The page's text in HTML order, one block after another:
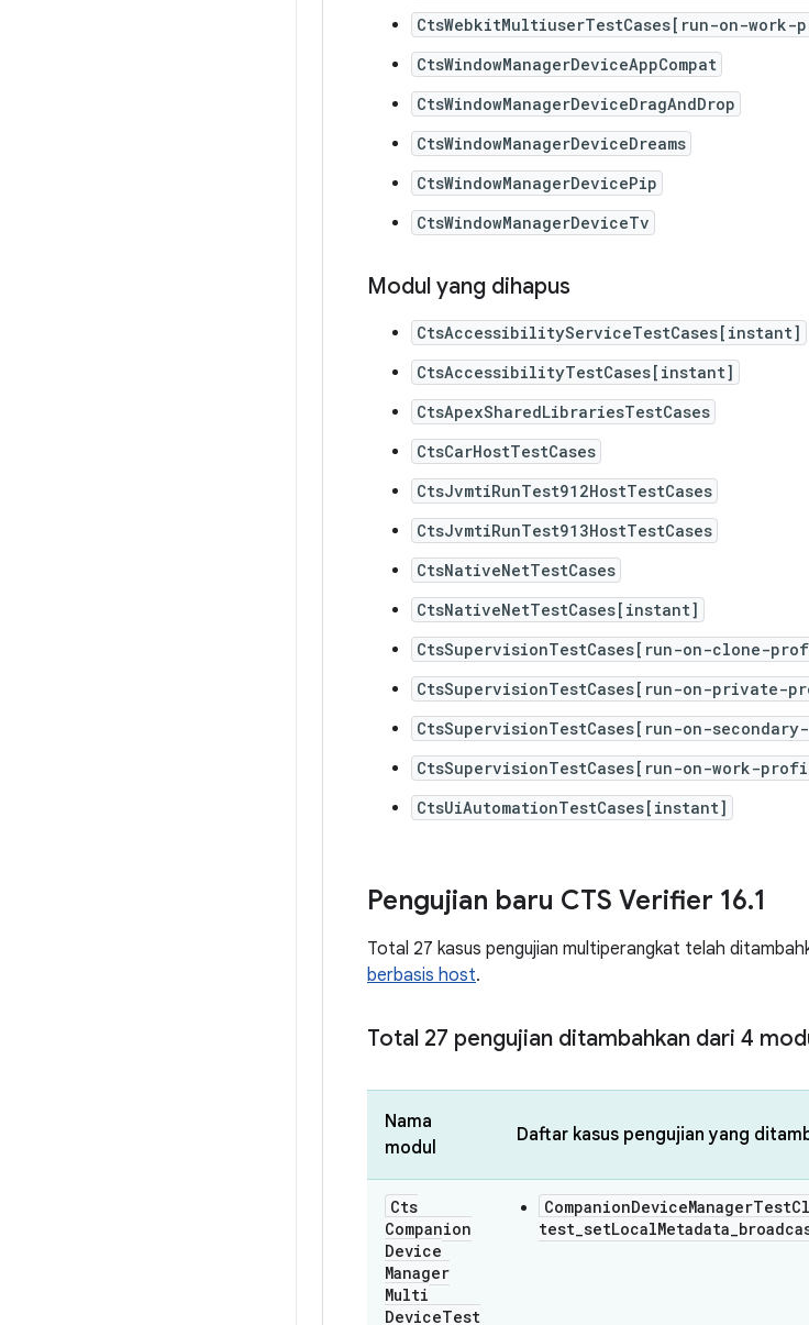
CtsWebkitMultiuserTestCases[run-on-
CtsWindowManagerDeviceAppCompat
CtsWindowManagerDeviceDragAndDrop
CtsWindowManagerDeviceDreams
CtsWindowManagerDevicePip
CtsWindowManagerDeviceTv
Modul yang dihapus
CtsAccessibilityServiceTestCases[instant]
CtsAccessibilityTestCases[instant]
CtsApexSharedLibrariesTestCases
CtsCarHostTestCases
CtsJvmtiRunTest912HostTestCases
CtsJvmtiRunTest913HostTestCases
CtsNativeNetTestCases
CtsNativeNetTestCases[instant]
CtsSupervisionTestCases[run-on-clone-
CtsSupervisionTestCases[run-on-private-
CtsSupervisionTestCases[run-on-
CtsSupervisionTestCases[run-on-work-
CtsUiAutomationTestCases[instant]
Pengujian baru CTS Verifier 16.1
Total 27 kasus pengujian multiperangkat telah
berbasis host.
Total 27 pengujian ditambahkan dari 4
Nama
modul
Daftar kasus pengujian yang
Cts
Companion
Device
Manager
Multi
DeviceTest